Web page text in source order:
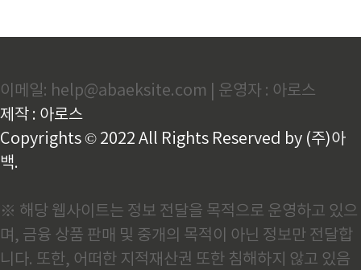
이메일: help@abaeksite.com | 운영자 : 아로스
제작 : 아로스
Copyrights © 2022 All Rights Reserved by (주)아
백.
※ 해당 웹사이트는 정보 전달을 목적으로 운영하고 있으
며, 금융 상품 판매 및 중개의 목적이 아닌 정보만 전달합
니다. 또한, 어떠한 지적재산권 또한 침해하지 않고 있음